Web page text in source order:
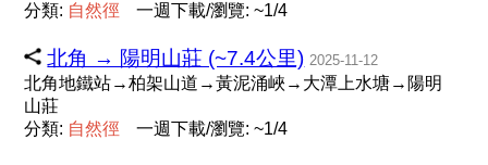
分類: 自然徑 一週下載/瀏覽: ~1/4
北角 → 陽明山莊 (~7.4公里) 2025-11-12
北角地鐵站→柏架山道→黃泥涌峽→大潭上水塘→陽明
山莊
分類: 自然徑 一週下載/瀏覽: ~1/4